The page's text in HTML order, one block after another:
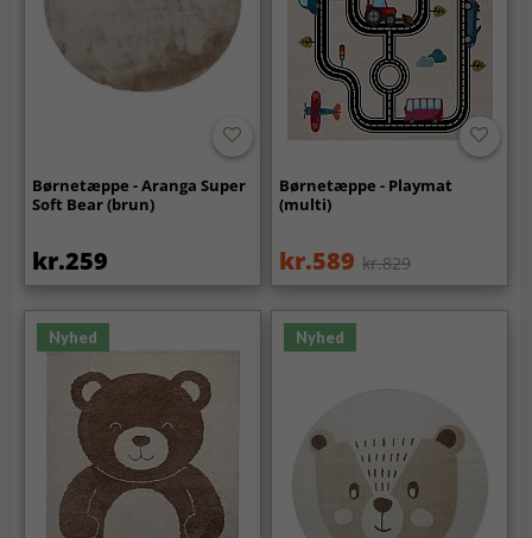
Børnetæppe - Aranga Super
Soft Bear (brun)
kr.259
Børnetæppe - Playmat
(multi)
kr.589 kr.829
Nyhed Nyhed